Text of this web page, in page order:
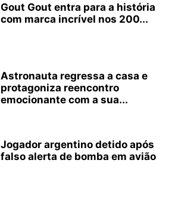
Gout Gout entra para a história
com marca incrível nos 200...
Astronauta regressa a casa e
protagoniza reencontro
emocionante com a sua...
Jogador argentino detido após
falso alerta de bomba em avião